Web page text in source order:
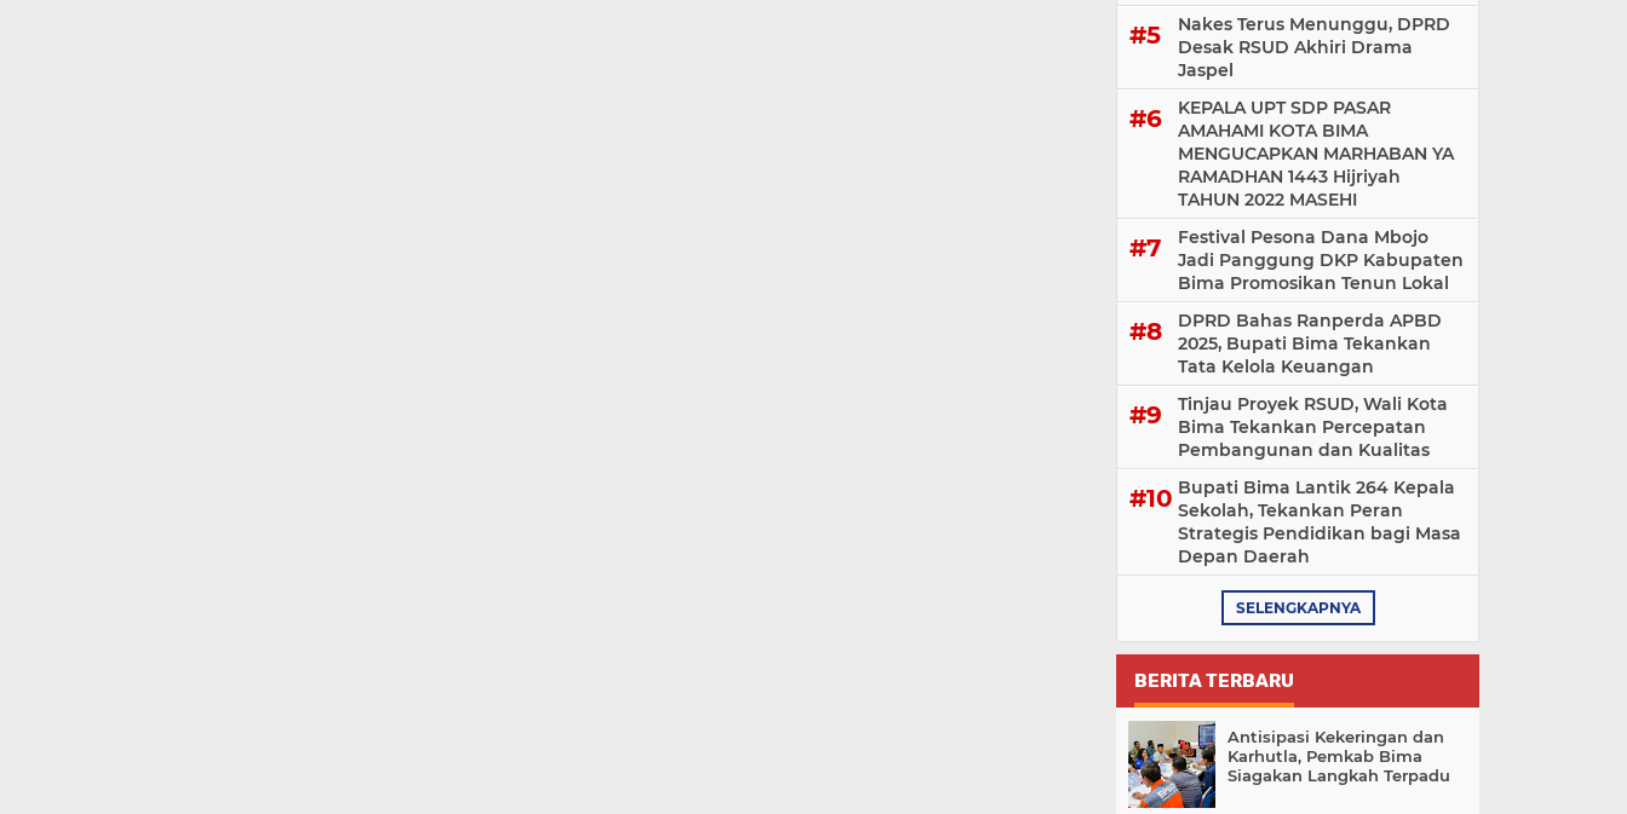
Nakes Terus Menunggu, DPRD
Desak RSUD Akhiri Drama
Jaspel
KEPALA UPT SDP PASAR
AMAHAMI KOTA BIMA
MENGUCAPKAN MARHABAN YA
RAMADHAN 1443 Hijriyah
TAHUN 2022 MASEHI
Festival Pesona Dana Mbojo
Jadi Panggung DKP Kabupaten
Bima Promosikan Tenun Lokal
DPRD Bahas Ranperda APBD
2025, Bupati Bima Tekankan
Tata Kelola Keuangan
Tinjau Proyek RSUD, Wali Kota
Bima Tekankan Percepatan
Pembangunan dan Kualitas
Bupati Bima Lantik 264 Kepala
Sekolah, Tekankan Peran
Strategis Pendidikan bagi Masa
Depan Daerah
SELENGKAPNYA
BERITA TERBARU
Antisipasi Kekeringan dan
Karhutla, Pemkab Bima
Siagakan Langkah Terpadu